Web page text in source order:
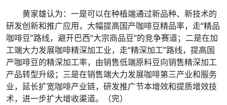
黄家雄认为：一是可以在种植端通过新品种、新技术的
研发创新和推广应用，大幅提高国产咖啡豆精品率，走“精品
咖啡豆”路线，避开巴西“大宗商品豆”的竞争赛道；二是在加
工端大力发展咖啡精深加工业，走“精深加工”路线，提高国
产咖啡豆的精深加工率，由销售低端原料豆向销售精深加工
产品转型升级；三是在销售端大力发展咖啡第三产业和服务
业，延长扩宽咖啡产业链，研发推广节本增效和提质增效技
术，进一步扩大增收渠道。
（完）